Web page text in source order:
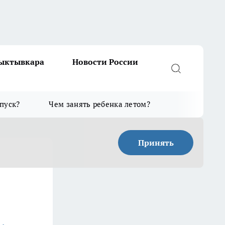
Новости России
Чем занять ребенка летом?
Принять